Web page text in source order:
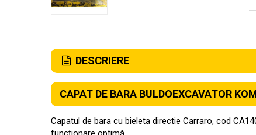
DESCRIERE
CAPAT DE BARA BULDOEXCAVATOR
Capatul de bara cu bieleta directie Carraro, cod